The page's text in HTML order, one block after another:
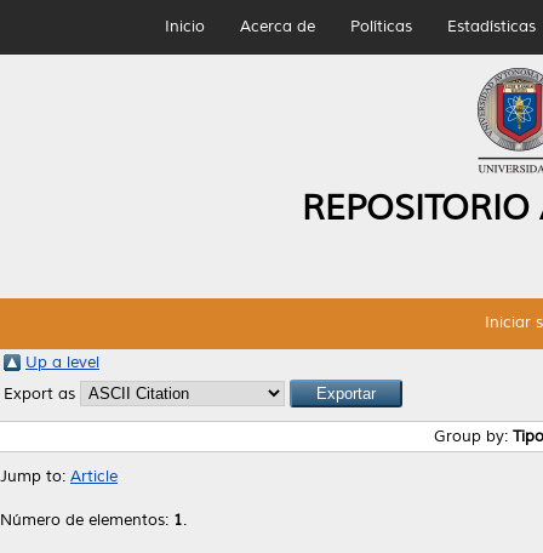
Inicio Acerca de Políticas Estadísticas
Iniciar
Up a level
Export as
Group by:
Jump to: Article
Número de elementos: 1.